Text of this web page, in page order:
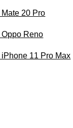
20 Pro
Reno
11 Pro Max